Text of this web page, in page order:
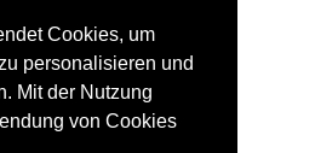
Cookies, um
personalisieren und
Mit der Nutzung
von Cookies